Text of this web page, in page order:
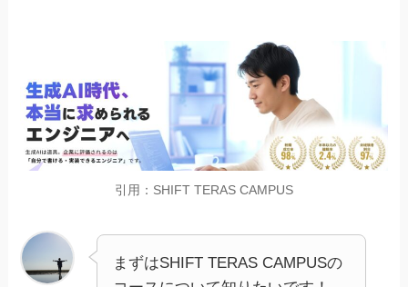
引用：SHIFT TERAS CAMPUS
まずはSHIFT TERAS CAMPUSの